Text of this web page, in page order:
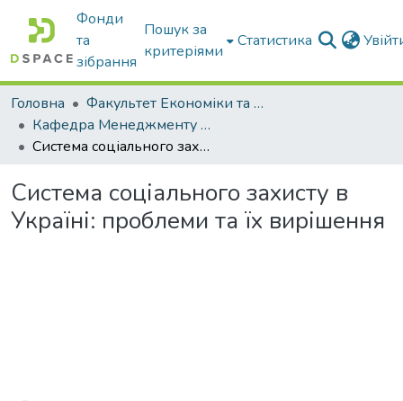
Фонди
та
зібрання
Пошук за
критеріями
Статистика
Головна
Факультет Економіки та бізнесу
Кафедра Менеджменту та публічного адміністрування
Система соціального захисту в Україні: проблеми та їх вирішення
Система соціального захисту в
Україні: проблеми та їх вирішення